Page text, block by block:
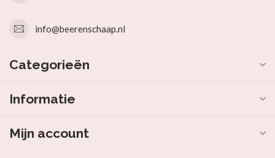
info@beerenschaap.nl
Categorieën
Informatie
Mijn account